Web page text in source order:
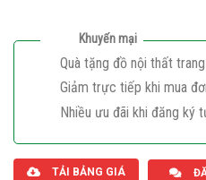
Khuyến mại
Quà tặng đồ nội thất
Giảm trực tiếp khi mua
Nhiều ưu đãi khi đăng ký
TẢI BẢNG GIÁ